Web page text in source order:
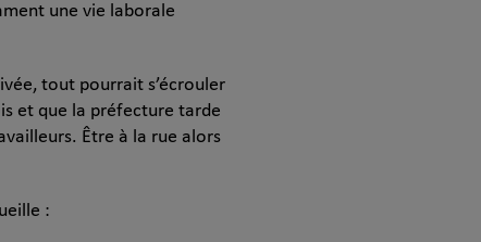
une vie laborale
tout pourrait s’écrouler
et que la préfecture tarde
Être à la rue alors
: